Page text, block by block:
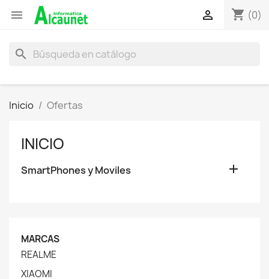
 shopping_cart (0)

search
Inicio Ofertas
INICIO
SmartPhones y Moviles 
MARCAS
REALME
XIAOMI